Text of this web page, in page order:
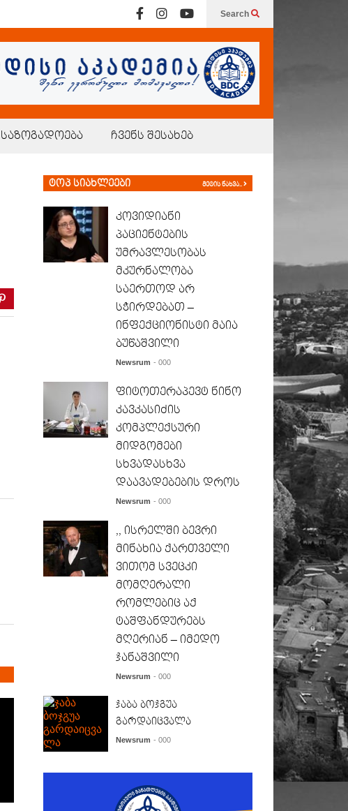
Search
საზოგადოება ჩვენს შესახებ
ტოპ სიახლეები მეტის ნახვა..
კოვიდიანი
პაციენტების
უმრავლესობას
მკურნალობა
საერთოდ არ
სჭირდებათ –
ინფექციონისტი მაია
ბუწაშვილი
Newsrum - 000
ფიტოთერაპევტ ნინო
კავკასიძის
კომპლექსური
მიდგომები
სხვადასხვა
დაავადებების დროს
Newsrum - 000
,, ისრელში ბევრი
მინახია ქართველი
ვითომ სვეცკი
მომღერალი
რომლებიც აქ
ტაშფანდურებს
მღერიან – იმედო
ჯანაშვილი
Newsrum - 000
ჯაბა ბოჯგუა
გარდაიცვალა
Newsrum - 000